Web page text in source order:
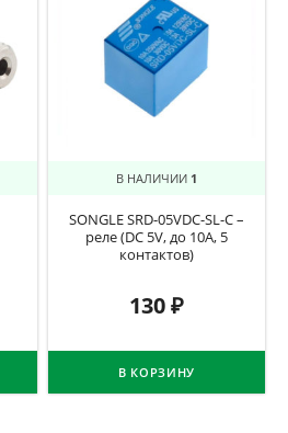
В НАЛИЧИИ 1
SONGLE SRD-05VDC-SL-C –
реле (DC 5V, до 10A, 5
контактов)
130₽
В КОРЗИНУ